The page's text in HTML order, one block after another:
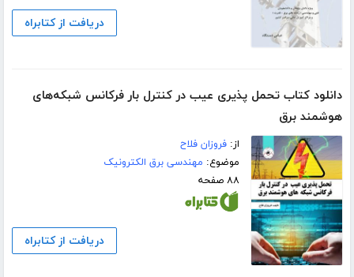
دریافت از کتابراه
دانلود کتاب تحمل پذیری عیب در کنترل بار فرکانس شبکه‌های
هوشمند برق
از:فروزان فلاح
موضوع: مهندسی برق الکترونیک
۸۸ صفحه
دریافت از کتابراه